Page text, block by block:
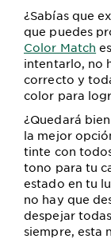
¿Sabías que
que puedes
Color Match
intentarlo, no
correcto y
color para
¿Quedará
la mejor
tinte con
tono para tu
estado en tu
no hay que
despejar
siempre, esta